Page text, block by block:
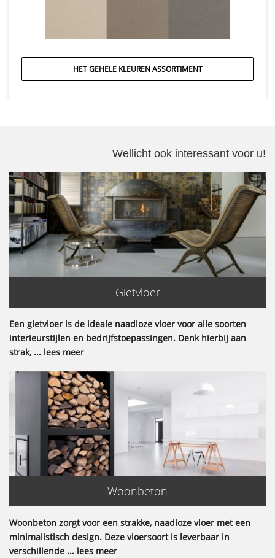
HET GEHELE KLEUREN ASSORTIMENT
Wellicht ook interessant voor u!
Gietvloer
Een gietvloer is de ideale naadloze vloer voor alle soorten
interieurstijlen en bedrijfstoepassingen. Denk hierbij aan
strak, ... lees meer
Woonbeton
Woonbeton zorgt voor een strakke, naadloze vloer met een
minimalistisch design. Deze vloersoort is leverbaar in
verschillende ... lees meer